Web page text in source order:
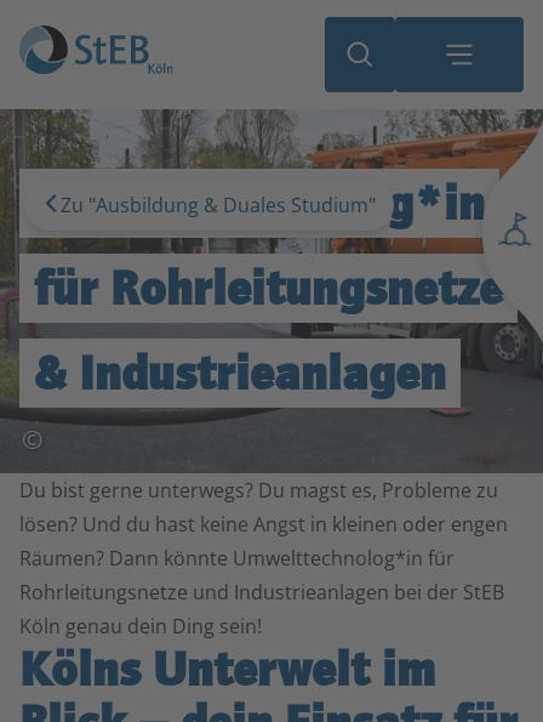
Zu "Ausbildung & Duales Studium"
Umwelt­technolog*in
für Rohrleitungs­netze
& Industrie­anlagen
©
Du bist gerne unterwegs? Du magst es, Probleme zu
lösen? Und du hast keine Angst in kleinen oder engen
Räumen? Dann könnte Umwelttechnolog*in für
Rohrleitungsnetze und Industrieanlagen bei der StEB
Köln genau dein Ding sein!
Kölns Unterwelt im